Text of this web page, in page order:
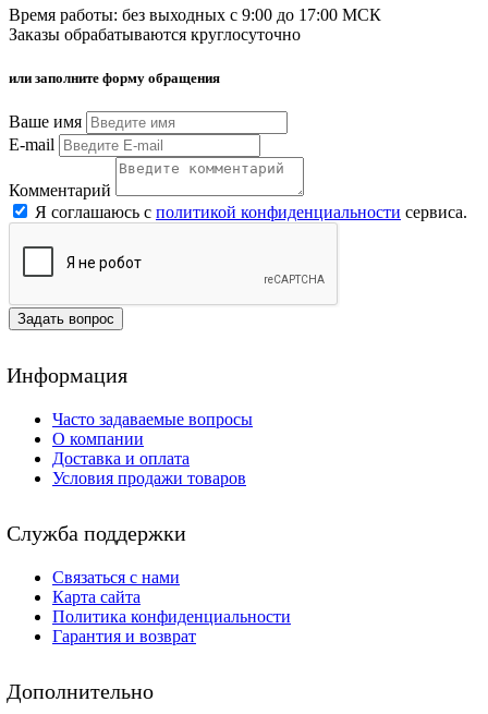
Время работы: без выходных с 9:00 до 17:00 МСК
Заказы обрабатываются круглосуточно
или заполните форму обращения
Ваше имя
E-mail
Комментарий
Я соглашаюсь с политикой конфиденциальности сервиса.
Задать вопрос
Информация
Часто задаваемые вопросы
О компании
Доставка и оплата
Условия продажи товаров
Служба поддержки
Связаться с нами
Карта сайта
Политика конфиденциальности
Гарантия и возврат
Дополнительно